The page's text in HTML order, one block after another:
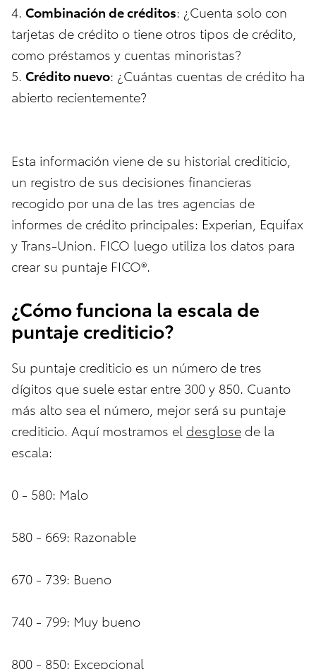
4. Combinación de créditos: ¿Cuenta solo con
tarjetas de crédito o tiene otros tipos de crédito,
como préstamos y cuentas minoristas?
5. Crédito nuevo: ¿Cuántas cuentas de crédito ha
abierto recientemente?
Esta información viene de su historial crediticio,
un registro de sus decisiones financieras
recogido por una de las tres agencias de
informes de crédito principales: Experian, Equifax
y Trans-Union. FICO luego utiliza los datos para
crear su puntaje FICO®.
¿Cómo funciona la escala de
puntaje crediticio?
Su puntaje crediticio es un número de tres
dígitos que suele estar entre 300 y 850. Cuanto
más alto sea el número, mejor será su puntaje
crediticio. Aquí mostramos el desglose de la
escala:
0 - 580: Malo
580 - 669: Razonable
670 - 739: Bueno
740 - 799: Muy bueno
800 - 850: Excepcional